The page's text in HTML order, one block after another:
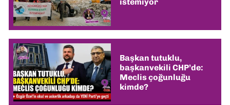
Başkan tutuklu,
başkanvekili CHP’de:
Meclis çoğunluğu
kimde?